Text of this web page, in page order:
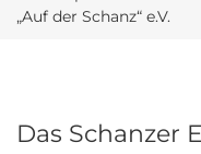
„Auf der Schanz“ e.V.
Das Schanzer